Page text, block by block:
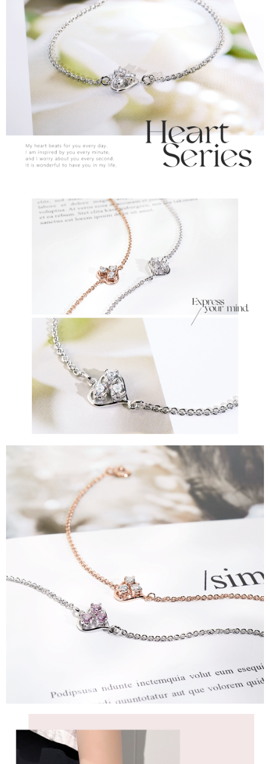
２．訂單成立數日內，您將收到繳費通知簡訊。
３．收到繳費通知簡訊後14天內，點擊此簡訊中的連結，可透過四大超商／
ATM／網路銀行／等多元方式進行付款，方視為交易完成。
※ 請注意：結帳手續完成當下不需立刻繳費，但若您需要取消訂單，請聯絡
購買商品的店家。未經商家同意取消之訂單仍視為有效，需透過AFTEE先享
後付繳納相關費用。
※ 交易是否成功請以「AFTEE先享後付 」之結帳頁面顯示為準，若有關於
是否繳費成功／繳費後需取消欲退款等相關疑問，請聯繫「AFTEE先享後付
客戶支援中心」
https://netprotections.freshdesk.com/support/home
【注意事項】
１．透過由恩沛科技股份有限公司提供之「AFTEE先享後付」服務完成之交
易，需依本服務之必要範圍內提供個人資料，並將交易相關給付款項請求債
權轉讓予恩沛科技股份有限公司。
２．關於個人資料處理事宜，請瀏覽以下網址：
https://aftee.tw/terms/#terms3
４．使用「AFTEE先享後付」時，將依據個別帳號之用戶狀況，依本公司即
時審查核予不同之上限額度；若仍有額度不足之情形，本公司將視審查結果
５．嚴禁一人註冊多個帳號或使用他人資訊註冊。若發現惡意使用之情形，
恩沛科技股份有限公司將有權停止該用戶之使用額度並採取法律行動。
付款後全家取貨
每筆NT$60，滿NT$1,500(含以上)免運費
7-11取貨付款
每筆NT$60，滿NT$1,500(含以上)免運費
付款後7-11取貨
每筆NT$60，滿NT$1,500(含以上)免運費
每筆NT$60，滿NT$1,500(含以上)免運費
貨到付款
每筆NT$90